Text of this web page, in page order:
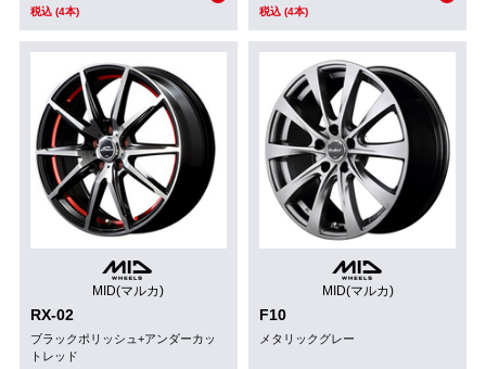
税込 (4本) 税込 (4本)
MID(マルカ)
RX-02
ブラックポリッシュ+アンダーカッ
トレッド
MID(マルカ)
F10
メタリックグレー